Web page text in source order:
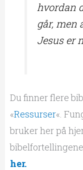
hvordan
går, men
Jesus er
Du finner flere
«Ressurser«.
bruker her på
her.